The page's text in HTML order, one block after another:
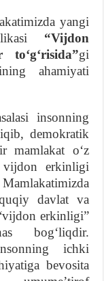
yangi
“Vijdon
gi
ahamiyati
insonning
demokratik
mamlakat o‘z
vijdon erkinligi
davlat va
erkinligi”
bog‘liqdir.
ichki
bevosita